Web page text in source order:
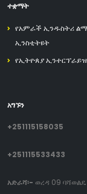
ተቋማት
የአምራች ኢንዱስትሪ
ኢንስቲትዩት
የኢትዮጰያ
አግኙን
+251115158035
+251115533433
አድራሻ፡- ወረዳ 09